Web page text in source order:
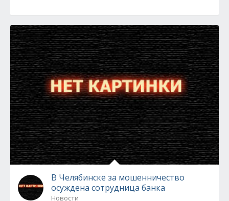
В Челябинске за мошенничество
осуждена сотрудница банка
Новости